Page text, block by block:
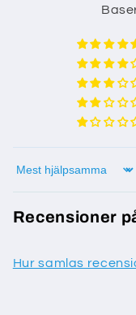
Sort by
Recensioner
Hur samlas